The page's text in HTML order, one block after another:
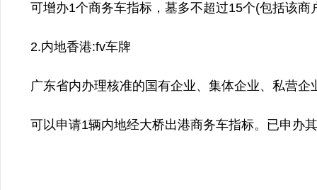
可增办1个商务车指标，墓多不超过15个(包括该
2.内地香港:fv车牌
广东省内办理核准的国有企业、集体企业、私营
可以申请1辆内地经大桥出港商务车指标。已申办